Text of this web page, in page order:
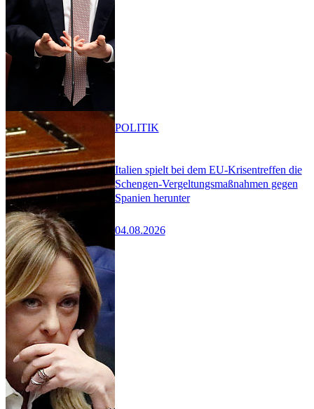
Italien spielt bei dem EU-Krisentreffen die
Schengen-Vergeltungsmaßnahmen gegen
Spanien herunter
04.08.2026
POLITIK